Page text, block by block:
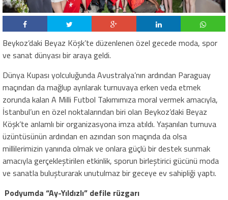
Beykoz’daki Beyaz Köşk’te düzenlenen özel gecede moda, spor
ve sanat dünyası bir araya geldi.
Dünya Kupası yolculuğunda Avustralya’nın ardından Paraguay
maçından da mağlup ayrılarak turnuvaya erken veda etmek
zorunda kalan A Milli Futbol Takımımıza moral vermek amacıyla,
İstanbul’un en özel noktalarından biri olan Beykoz’daki Beyaz
Köşk’te anlamlı bir organizasyona imza atıldı. Yaşanılan turnuva
üzüntüsünün ardından en azından son maçında da olsa
millilerimizin yanında olmak ve onlara güçlü bir destek sunmak
amacıyla gerçekleştirilen etkinlik, sporun birleştirici gücünü moda
ve sanatla buluşturarak unutulmaz bir geceye ev sahipliği yaptı.
Podyumda “Ay-Yıldızlı” defile rüzgarı